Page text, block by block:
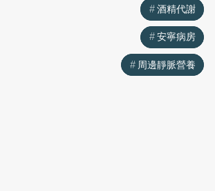
酒精代謝
安寧病房
周邊靜脈營養
酒精代謝
安寧病房
周邊靜脈營養